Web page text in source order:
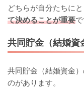
どちらが自分たちに
て決めることが重要で
共同貯金（結婚資
共同貯金（結婚資金
のがあります。